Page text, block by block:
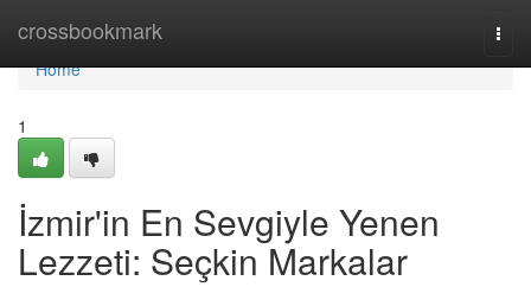
crossbookmark
Home
Home
1
İzmir'in En Sevgiyle Yenen
Lezzeti: Seçkin Markalar